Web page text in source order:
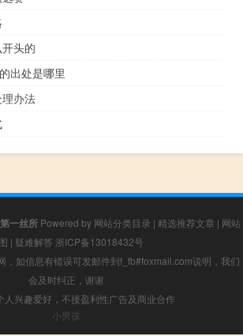
头的
出处是哪里
办法
第一丝所 Powered by 网站分类目录 | 精选推荐文章 | 网站
| 疑难解答 浙ICP备13018432号
，如信息有错误可发邮件到f_fb#foxmail.com说明，我们
会及时纠正，谢谢
人兴趣爱好，不接盈利性广告及商业合作
小男孩